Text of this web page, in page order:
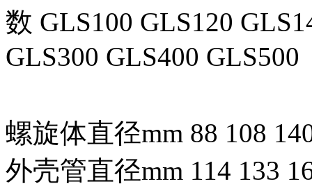
数 GLS100 GLS120
GLS300 GLS400 GLS500
螺旋体直径mm 88 108
外壳管直径mm 114 133